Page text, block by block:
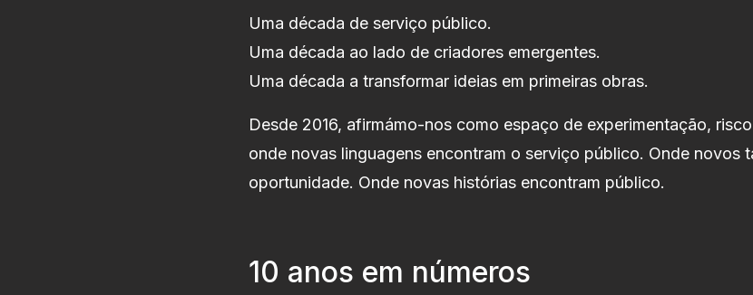
Uma década de serviço público.
Uma década ao lado de criadores emergentes.
Uma década a transformar ideias em primeiras obras.
Desde 2016, afirmámo-nos como espaço de experimentação,
onde novas linguagens encontram o serviço público. Onde novos
oportunidade. Onde novas histórias encontram público.
10 anos em números